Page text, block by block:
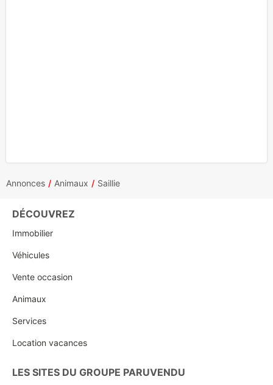
Annonces Animaux Saillie
DÉCOUVREZ
Immobilier
Véhicules
Vente occasion
Animaux
Services
Location vacances
LES SITES DU GROUPE PARUVENDU